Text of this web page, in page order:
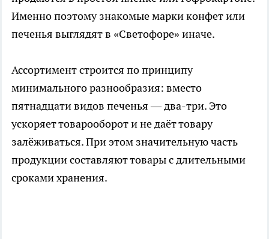
Именно поэтому знакомые марки конфет или
печенья выглядят в «Светофоре» иначе.
Ассортимент строится по принципу
минимального разнообразия: вместо
пятнадцати видов печенья — два-три. Это
ускоряет товарооборот и не даёт товару
залёживаться. При этом значительную часть
продукции составляют товары с длительными
сроками хранения.